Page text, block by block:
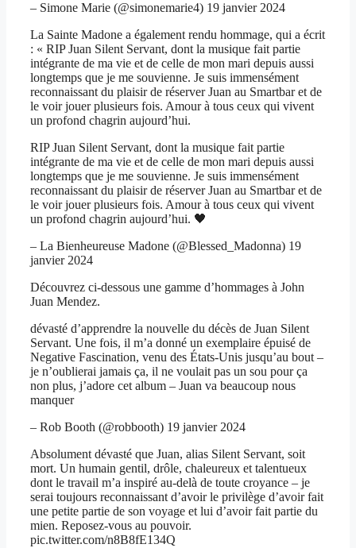
– Simone Marie (@simonemarie4) 19 janvier 2024
La Sainte Madone a également rendu hommage, qui a écrit
: « RIP Juan Silent Servant, dont la musique fait partie
intégrante de ma vie et de celle de mon mari depuis aussi
longtemps que je me souvienne. Je suis immensément
reconnaissant du plaisir de réserver Juan au Smartbar et de
le voir jouer plusieurs fois. Amour à tous ceux qui vivent
un profond chagrin aujourd’hui.
RIP Juan Silent Servant, dont la musique fait partie
intégrante de ma vie et de celle de mon mari depuis aussi
longtemps que je me souvienne. Je suis immensément
reconnaissant du plaisir de réserver Juan au Smartbar et de
le voir jouer plusieurs fois. Amour à tous ceux qui vivent
un profond chagrin aujourd’hui. 🖤
– La Bienheureuse Madone (@Blessed_Madonna) 19
janvier 2024
Découvrez ci-dessous une gamme d’hommages à John
Juan Mendez.
dévasté d’apprendre la nouvelle du décès de Juan Silent
Servant. Une fois, il m’a donné un exemplaire épuisé de
Negative Fascination, venu des États-Unis jusqu’au bout –
je n’oublierai jamais ça, il ne voulait pas un sou pour ça
non plus, j’adore cet album – Juan va beaucoup nous
manquer
– Rob Booth (@robbooth) 19 janvier 2024
Absolument dévasté que Juan, alias Silent Servant, soit
mort. Un humain gentil, drôle, chaleureux et talentueux
dont le travail m’a inspiré au-delà de toute croyance – je
serai toujours reconnaissant d’avoir le privilège d’avoir fait
une petite partie de son voyage et lui d’avoir fait partie du
mien. Reposez-vous au pouvoir.
pic.twitter.com/n8B8fE134Q